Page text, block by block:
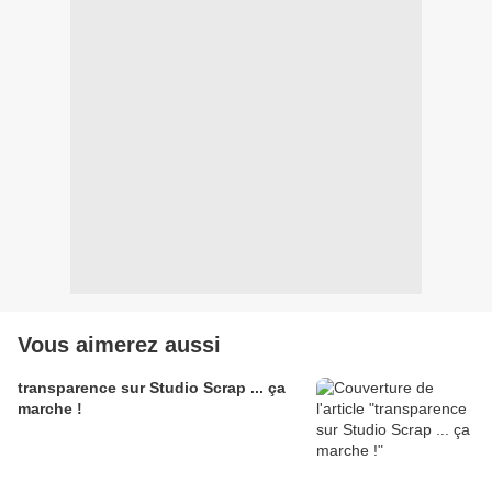
Vous aimerez aussi
transparence sur Studio Scrap ... ça
marche !